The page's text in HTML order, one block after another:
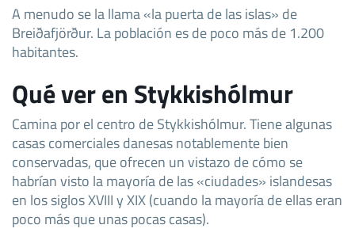
A menudo se la llama «la puerta de las islas» de
Breiðafjörður. La población es de poco más de 1.200
habitantes.
Qué ver en Stykkishólmur
Camina por el centro de Stykkishólmur. Tiene algunas
casas comerciales danesas notablemente bien
conservadas, que ofrecen un vistazo de cómo se
habrían visto la mayoría de las «ciudades» islandesas
en los siglos XVIII y XIX (cuando la mayoría de ellas eran
poco más que unas pocas casas).